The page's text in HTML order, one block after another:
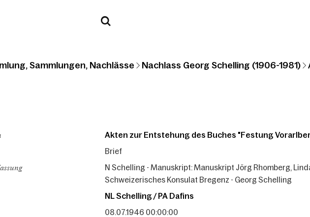
Sammlungen, Nachlässe Nachlass Georg Schelling (1906-1981)
Akten zur Entstehung des Buches "Festung
Brief
N Schelling - Manuskript: Manuskript Jörg Rhomberg,
Schweizerisches Konsulat Bregenz - Georg Schelling
NL Schelling / PA Dafins
08.07.1946 00:00:00